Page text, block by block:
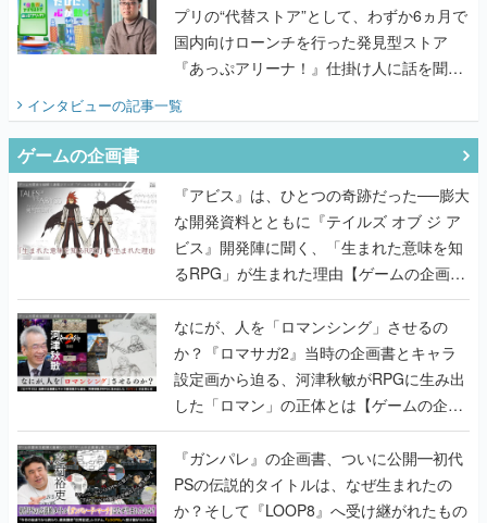
プリの“代替ストア”として、わずか6ヵ月で
国内向けローンチを行った発見型ストア
『あっぷアリーナ！』仕掛け人に話を聞い
てみた
インタビューの記事一覧
ゲームの企画書
『アビス』は、ひとつの奇跡だった──膨大
な開発資料とともに『テイルズ オブ ジ ア
ビス』開発陣に聞く、「生まれた意味を知
るRPG」が生まれた理由【ゲームの企画
書】
なにが、人を「ロマンシング」させるの
か？『ロマサガ2』当時の企画書とキャラ
設定画から迫る、河津秋敏がRPGに生み出
した「ロマン」の正体とは【ゲームの企画
書】
『ガンパレ』の企画書、ついに公開━初代
PSの伝説的タイトルは、なぜ生まれたの
か？そして『LOOP8』へ受け継がれたもの